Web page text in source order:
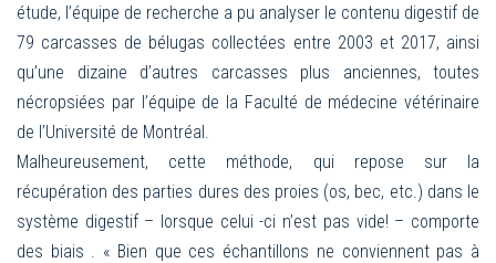
étude, l’équipe de recherche a pu analyser le contenu digestif de
79 carcasses de bélugas collectées entre 2003 et 2017, ainsi
qu’une dizaine d’autres carcasses plus anciennes, toutes
nécropsiées par l’équipe de la Faculté de médecine vétérinaire
de l’Université de Montréal.
Malheureusement, cette méthode, qui repose sur la
récupération des parties dures des proies (os, bec, etc.) dans le
système digestif – lorsque celui -ci n’est pas vide! – comporte
des biais . « Bien que ces échantillons ne conviennent pas à